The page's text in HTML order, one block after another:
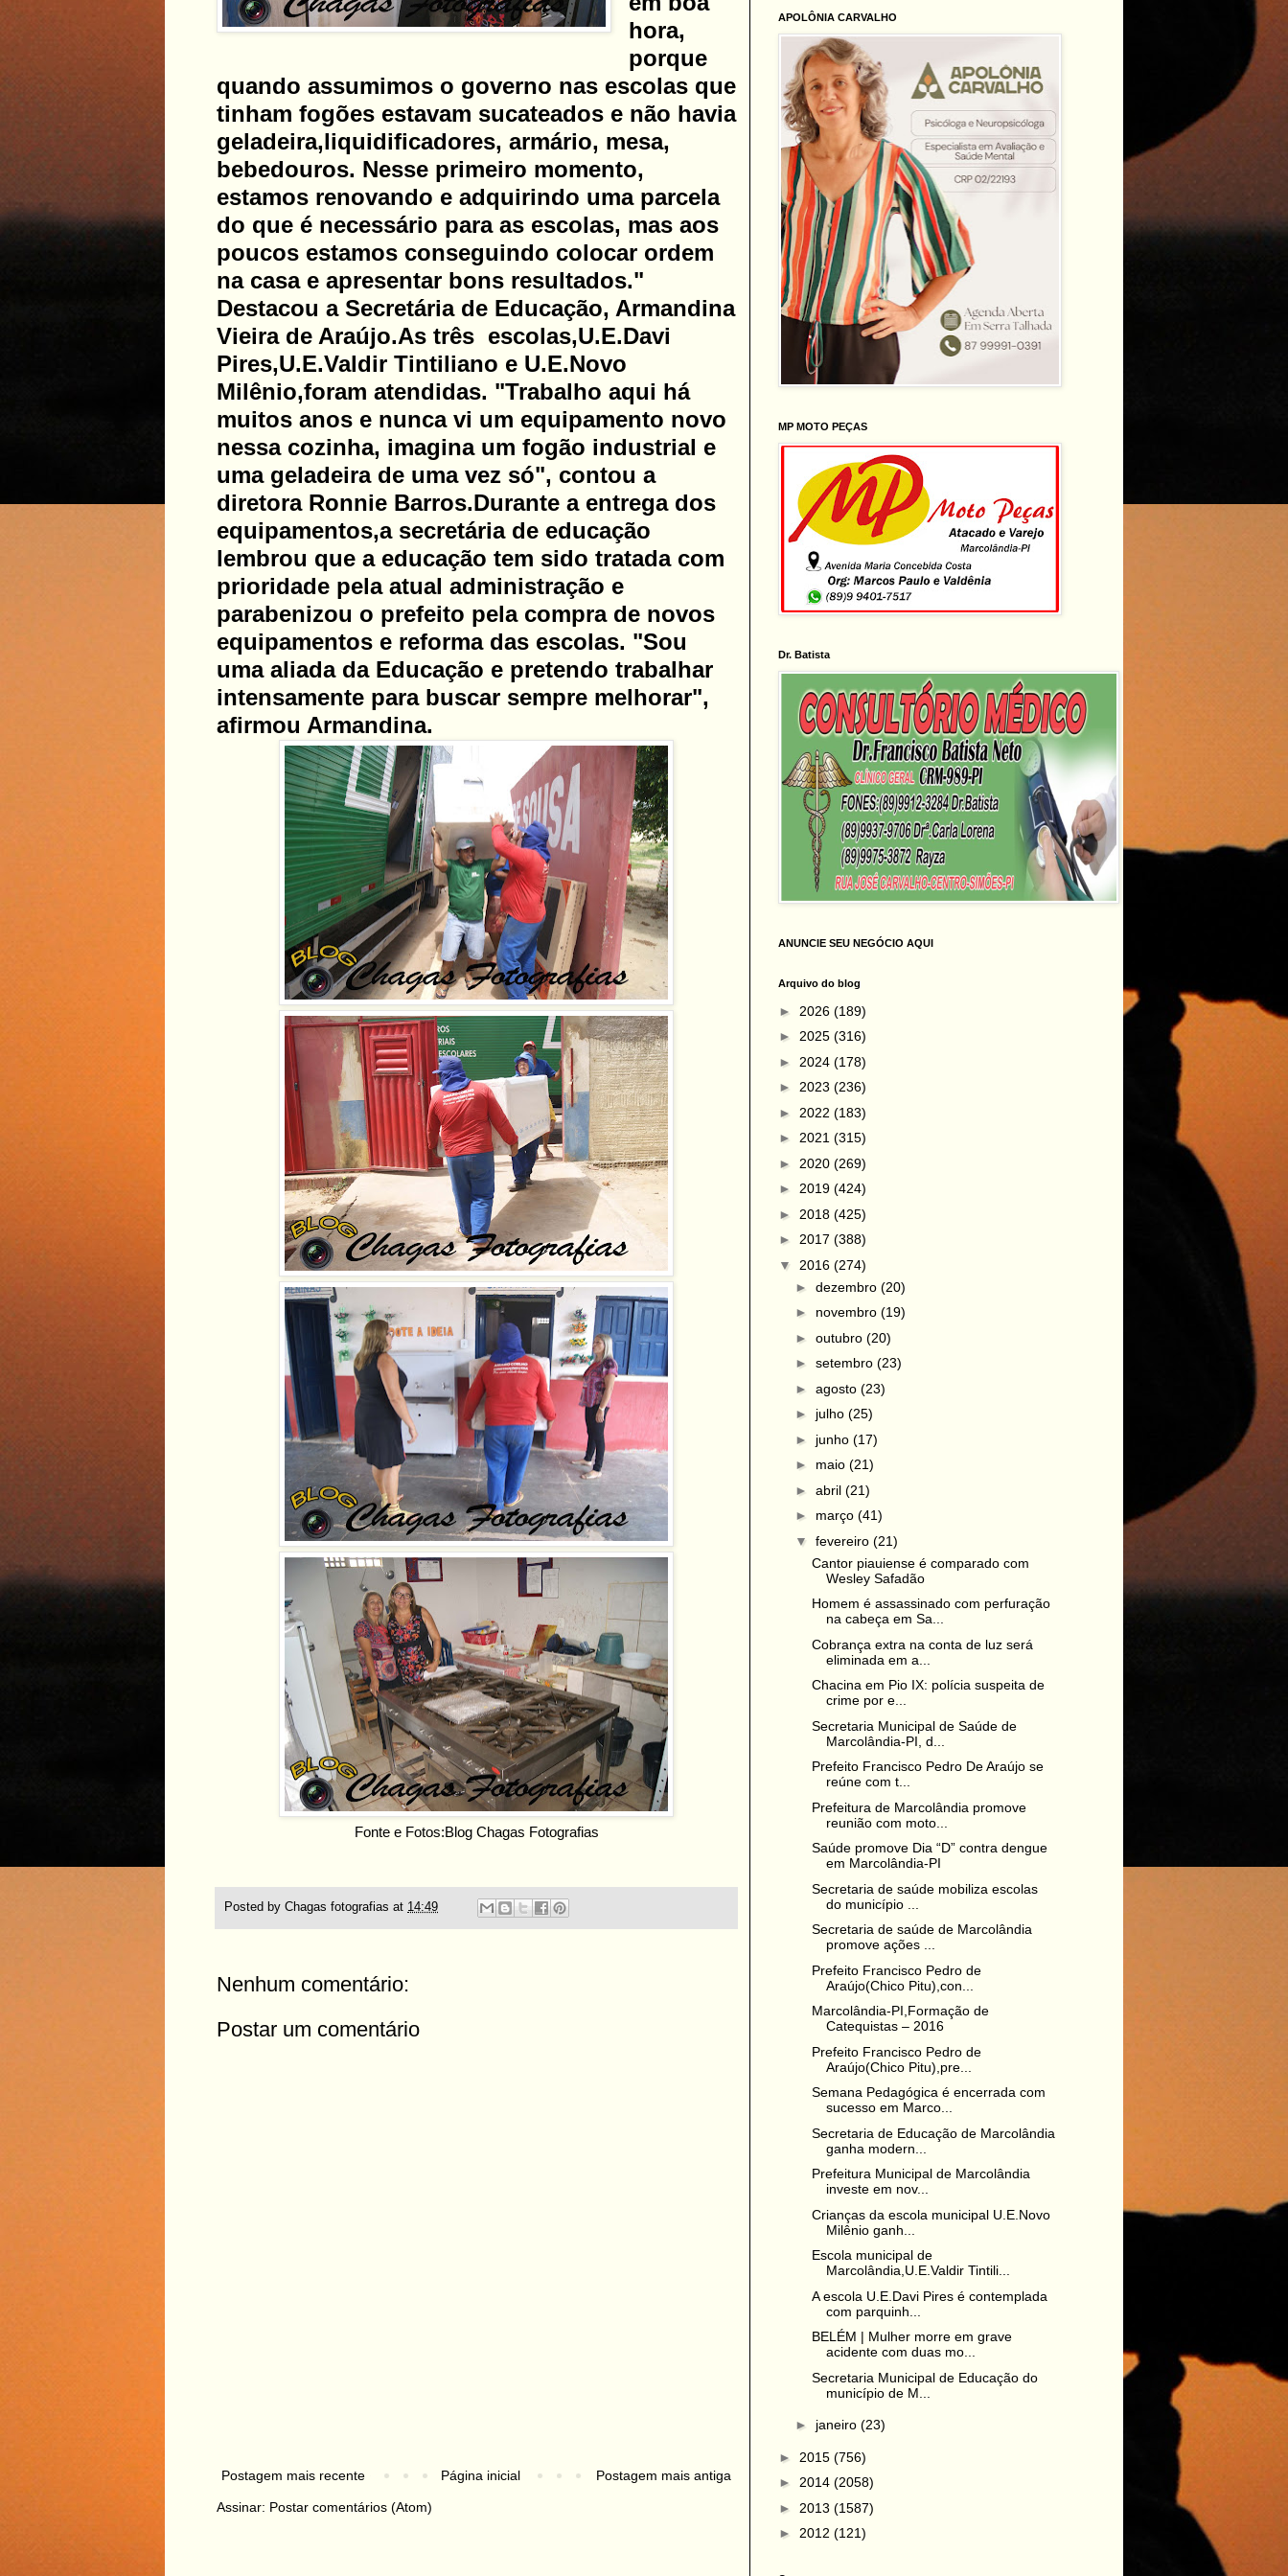
hora,
porque
quando assumimos o governo nas escolas que
tinham fogões estavam sucateados e não havia
geladeira,liquidificadores, armário, mesa,
bebedouros. Nesse primeiro momento,
estamos renovando e adquirindo uma parcela
do que é necessário para as escolas, mas aos
poucos estamos conseguindo colocar ordem
na casa e apresentar bons resultados."
Destacou a Secretária de Educação, Armandina
Vieira de Araújo.As três escolas,U.E.Davi
Pires,U.E.Valdir Tintiliano e U.E.Novo
Milênio,foram atendidas. "Trabalho aqui há
muitos anos e nunca vi um equipamento novo
nessa cozinha, imagina um fogão industrial e
uma geladeira de uma vez só", contou a
diretora Ronnie Barros.Durante a entrega dos
equipamentos,a secretária de educação
lembrou que a educação tem sido tratada com
prioridade pela atual administração e
parabenizou o prefeito pela compra de novos
equipamentos e reforma das escolas. "Sou
uma aliada da Educação e pretendo trabalhar
intensamente para buscar sempre melhorar",
afirmou Armandina.
Fonte e Fotos:Blog Chagas Fotografias
Posted by Chagas fotografias at 14:49
Nenhum comentário:
Postar um comentário
Postagem mais recente Postagem mais antiga
Página inicial
Assinar: Postar comentários (Atom)
APOLÔNIA CARVALHO
MP MOTO PEÇAS
Dr. Batista
ANUNCIE SEU NEGÓCIO AQUI
Arquivo do blog
► 2026 (189)
► 2025 (316)
► 2024 (178)
► 2023 (236)
► 2022 (183)
► 2021 (315)
► 2020 (269)
► 2019 (424)
► 2018 (425)
► 2017 (388)
▼ 2016 (274)
► dezembro (20)
► novembro (19)
► outubro (20)
► setembro (23)
► agosto (23)
► julho (25)
► junho (17)
► maio (21)
► abril (21)
► março (41)
▼ fevereiro (21)
Cantor piauiense é comparado com
Wesley Safadão
Homem é assassinado com perfuração
na cabeça em Sa...
Cobrança extra na conta de luz será
eliminada em a...
Chacina em Pio IX: polícia suspeita de
crime por e...
Secretaria Municipal de Saúde de
Marcolândia-PI, d...
Prefeito Francisco Pedro De Araújo se
reúne com t...
Prefeitura de Marcolândia promove
reunião com moto...
Saúde promove Dia “D” contra dengue
em Marcolândia-PI
Secretaria de saúde mobiliza escolas
do município ...
Secretaria de saúde de Marcolândia
promove ações ...
Prefeito Francisco Pedro de
Araújo(Chico Pitu),con...
Marcolândia-PI,Formação de
Catequistas – 2016
Prefeito Francisco Pedro de
Araújo(Chico Pitu),pre...
Semana Pedagógica é encerrada com
sucesso em Marco...
Secretaria de Educação de Marcolândia
ganha modern...
Prefeitura Municipal de Marcolândia
investe em nov...
Crianças da escola municipal U.E.Novo
Milênio ganh...
Escola municipal de
Marcolândia,U.E.Valdir Tintili...
A escola U.E.Davi Pires é contemplada
com parquinh...
BELÉM | Mulher morre em grave
acidente com duas mo...
Secretaria Municipal de Educação do
município de M...
► janeiro (23)
► 2015 (756)
► 2014 (2058)
► 2013 (1587)
► 2012 (121)